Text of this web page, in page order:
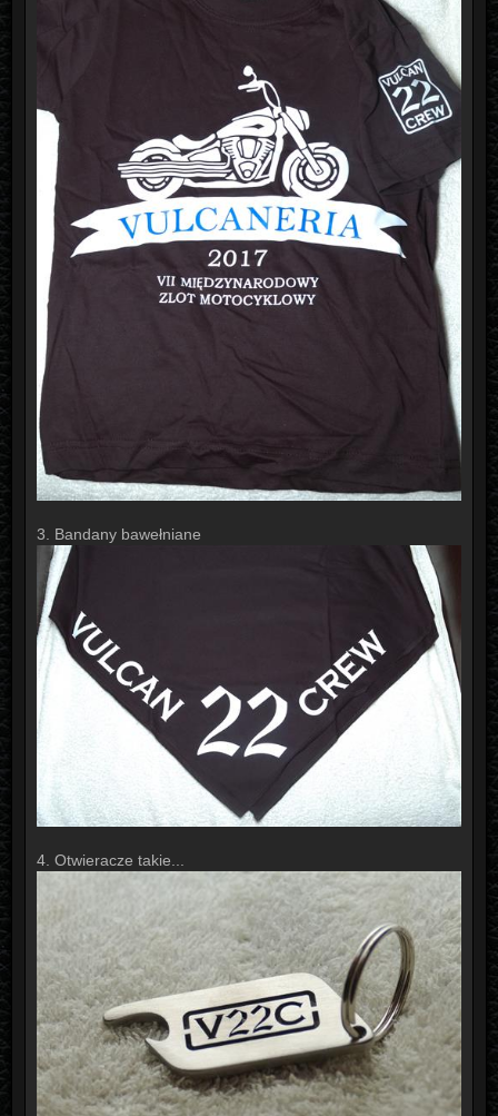
3. Bandany bawełniane
4. Otwieracze takie...